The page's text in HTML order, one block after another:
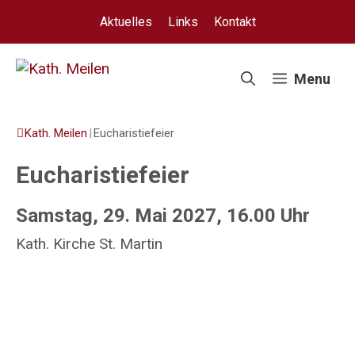
Inhalt
Aktuelles Links Kontakt
Menu
Kath. Meilen |Eucharistiefeier
Eucharistiefeier
Samstag, 29. Mai 2027, 16.00 Uhr
Kath. Kirche St. Martin